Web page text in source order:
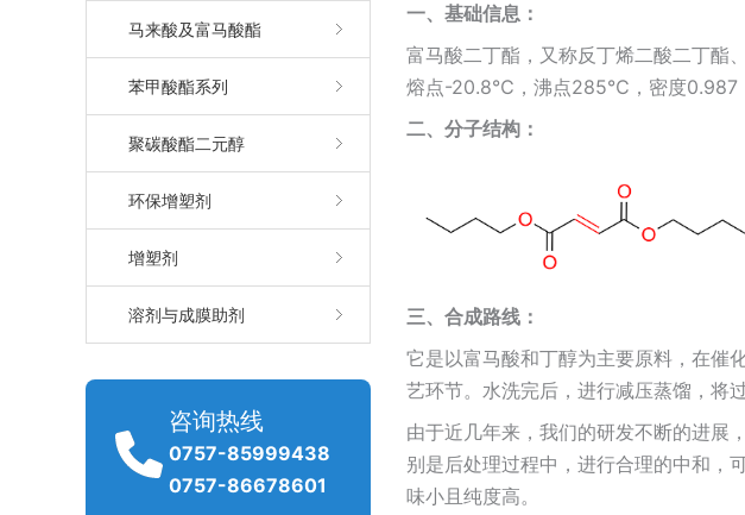
马来酸及富马酸酯
苯甲酸酯系列
聚碳酸酯二元醇
环保增塑剂
增塑剂
溶剂与成膜助剂
咨询热线
0757-85999438
0757-86678601
一、基础信息：
富马酸二丁酯，又称反丁烯二酸二丁酯
熔点-20.8℃，沸点285℃，密度0.987
二、分子结构：
三、合成路线：
它是以富马酸和丁醇为主要原料，在催
艺环节。水洗完后，进行减压蒸馏，将
由于近几年来，我们的研发不断的进展
别是后处理过程中，进行合理的中和，
味小且纯度高。